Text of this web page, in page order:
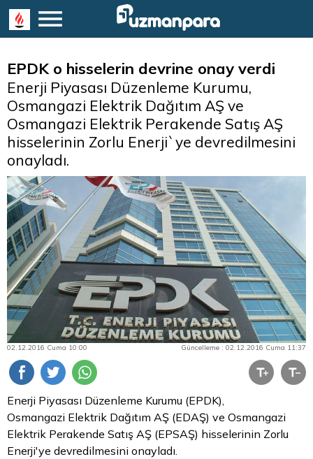
EPDK o hisselerin devrine onay verdi
Enerji Piyasası Düzenleme Kurumu,
Osmangazi Elektrik Dağıtım AŞ ve
Osmangazi Elektrik Perakende Satış AŞ
hisselerinin Zorlu Enerji`ye devredilmesini
onayladı.
02.12.2016 Cuma 10:00 Güncelleme : 02.12.2016 Cuma 11:37
Enerji Piyasası Düzenleme Kurumu (EPDK),
Osmangazi Elektrik Dağıtım AŞ (EDAŞ) ve Osmangazi
Elektrik Perakende Satış AŞ (EPSAŞ) hisselerinin Zorlu
Enerji'ye devredilmesini onayladı.